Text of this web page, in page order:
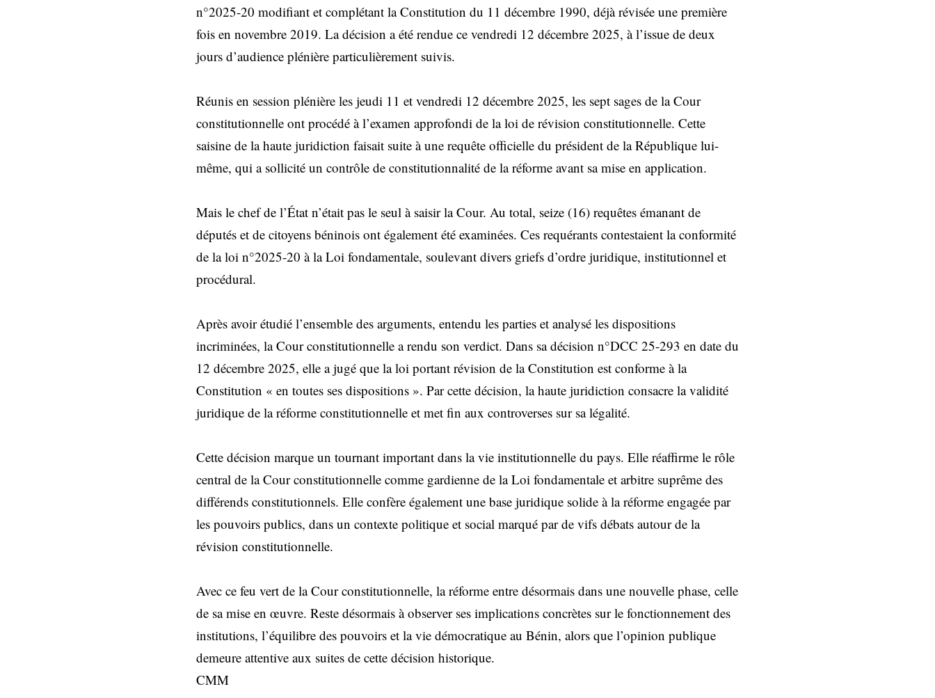
n°2025-20 modifiant et complétant la Constitution du 11 décembre 1990, déjà révisée une première
fois en novembre 2019. La décision a été rendue ce vendredi 12 décembre 2025, à l’issue de deux
jours d’audience plénière particulièrement suivis.
Réunis en session plénière les jeudi 11 et vendredi 12 décembre 2025, les sept sages de la Cour
constitutionnelle ont procédé à l’examen approfondi de la loi de révision constitutionnelle. Cette
saisine de la haute juridiction faisait suite à une requête officielle du président de la République lui-
même, qui a sollicité un contrôle de constitutionnalité de la réforme avant sa mise en application.
Mais le chef de l’État n’était pas le seul à saisir la Cour. Au total, seize (16) requêtes émanant de
députés et de citoyens béninois ont également été examinées. Ces requérants contestaient la conformité
de la loi n°2025-20 à la Loi fondamentale, soulevant divers griefs d’ordre juridique, institutionnel et
procédural.
Après avoir étudié l’ensemble des arguments, entendu les parties et analysé les dispositions
incriminées, la Cour constitutionnelle a rendu son verdict. Dans sa décision n°DCC 25-293 en date du
12 décembre 2025, elle a jugé que la loi portant révision de la Constitution est conforme à la
Constitution « en toutes ses dispositions ». Par cette décision, la haute juridiction consacre la validité
juridique de la réforme constitutionnelle et met fin aux controverses sur sa légalité.
Cette décision marque un tournant important dans la vie institutionnelle du pays. Elle réaffirme le rôle
central de la Cour constitutionnelle comme gardienne de la Loi fondamentale et arbitre suprême des
différends constitutionnels. Elle confère également une base juridique solide à la réforme engagée par
les pouvoirs publics, dans un contexte politique et social marqué par de vifs débats autour de la
révision constitutionnelle.
Avec ce feu vert de la Cour constitutionnelle, la réforme entre désormais dans une nouvelle phase, celle
de sa mise en œuvre. Reste désormais à observer ses implications concrètes sur le fonctionnement des
institutions, l’équilibre des pouvoirs et la vie démocratique au Bénin, alors que l’opinion publique
demeure attentive aux suites de cette décision historique.
CMM